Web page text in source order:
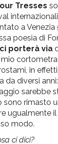
Tresses
a Venezia
poesia di
porterà via
mio
in
da diversi
sarebbe
sono rimasto
ugualmente
modo.
ci dici?